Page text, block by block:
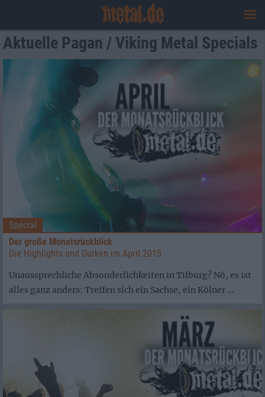
Aktuelle Pagan / Viking Metal Specials
Special
Der große Monatsrückblick
Die Highlights und Gurken im April 2015
Unaussprechliche Absonderlichkeiten in Tilburg? Nö, es ist
alles ganz anders: Treffen sich ein Sachse, ein Kölner ...